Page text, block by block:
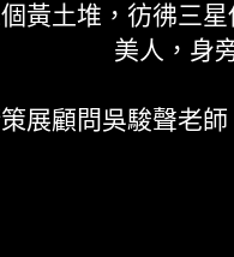
黃土堆，彷彿三
美人，身
展顧問吳駿聲老